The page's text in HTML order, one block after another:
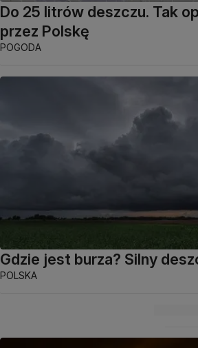
Do 25 litrów deszczu. Tak
przez Polskę
POGODA
Gdzie jest burza? Silny
POLSKA